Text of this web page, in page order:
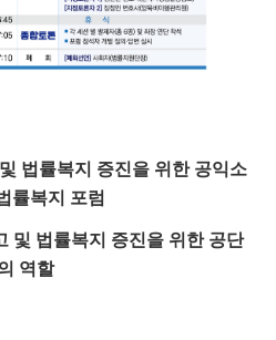
법률복지 증진을 위한 공익소
률복지 포럼
및 법률복지 증진을 위한 공단
역할